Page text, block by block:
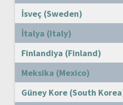
İsveç (Sweden)
İtalya (Italy)
Finlandiya (Finland)
Meksika (Mexico)
Güney Kore (South